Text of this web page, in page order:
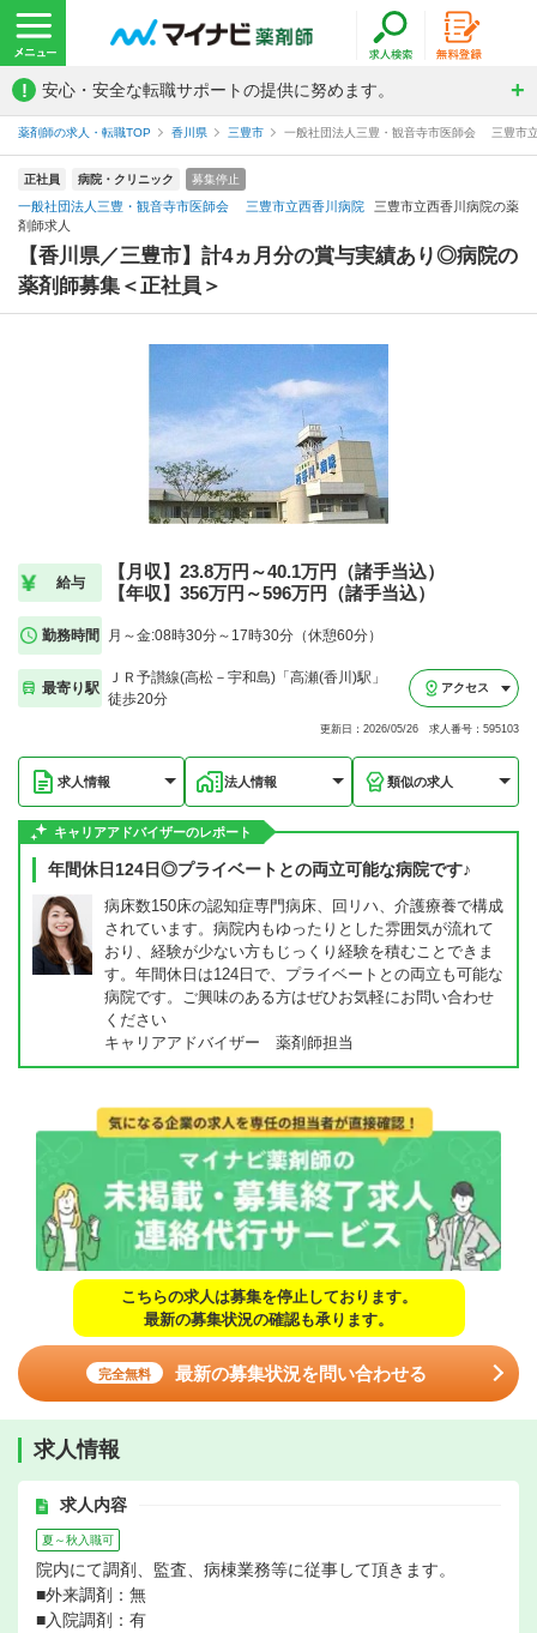
! 安心・安全な転職サポートの提供に努めます。
薬剤師の求人・転職TOP 香川県 三豊市 一般社団法人三豊・観音寺市医師会 三豊市
正社員 病院・クリニック 募集停止
一般社団法人三豊・観音寺市医師会 三豊市立西香川病院
三豊市立西香川病院の薬
剤師求人
【香川県／三豊市】計4ヵ月分の賞与実績あり◎病院の
薬剤師募集＜正社員＞
給与
【月収】23.8万円～40.1万円（諸手当込）
【年収】356万円～596万円（諸手当込）
勤務時間 月～金:08時30分～17時30分（休憩60分）
最寄り駅
ＪＲ予讃線(高松－宇和島)「高瀬(香川)駅」
徒歩20分
アクセス
更新日：2026/05/26 求人番号：595103
求人情報 法人情報 類似の求人
キャリアアドバイザーのレポート
年間休日124日◎プライベートとの両立可能な病院です♪
病床数150床の認知症専門病床、回リハ、介護療養で構成
されています。病院内もゆったりとした雰囲気が流れて
おり、経験が少ない方もじっくり経験を積むことできま
す。年間休日は124日で、プライベートとの両立も可能な
病院です。ご興味のある方はぜひお気軽にお問い合わせ
ください
キャリアアドバイザー 薬剤師担当
こちらの求人は募集を停止しております。
最新の募集状況の確認も承ります。
完全無料 最新の募集状況を問い合わせる
求人情報
求人内容
夏～秋入職可
院内にて調剤、監査、病棟業務等に従事して頂きます。
■外来調剤：無
■入院調剤：有